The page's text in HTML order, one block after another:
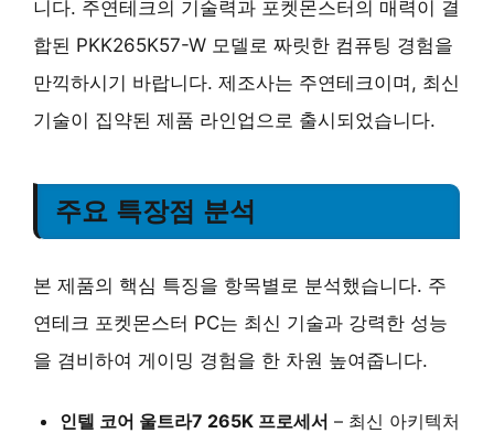
니다. 주연테크의 기술력과 포켓몬스터의 매력이 결
합된 PKK265K57-W 모델로 짜릿한 컴퓨팅 경험을
만끽하시기 바랍니다. 제조사는 주연테크이며, 최신
기술이 집약된 제품 라인업으로 출시되었습니다.
주요 특장점 분석
본 제품의 핵심 특징을 항목별로 분석했습니다. 주
연테크 포켓몬스터 PC는 최신 기술과 강력한 성능
을 겸비하여 게이밍 경험을 한 차원 높여줍니다.
인텔 코어 울트라7 265K 프로세서 – 최신 아키텍처